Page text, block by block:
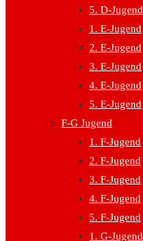
5. D-Jugend
1. E-Jugend
2. E-Jugend
3. E-Jugend
4. E-Jugend
5. E-Jugend
F-G Jugend
1. F-Jugend
2. F-Jugend
3. F-Jugend
4. F-Jugend
5. F-Jugend
1. G-Jugend